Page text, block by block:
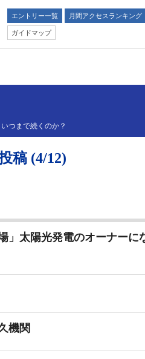
エントリー一覧 月間アクセスランキング
ガイドマップ
つまで続くのか？
稿 (4/12)
」太陽光発電のオーナーに
機関